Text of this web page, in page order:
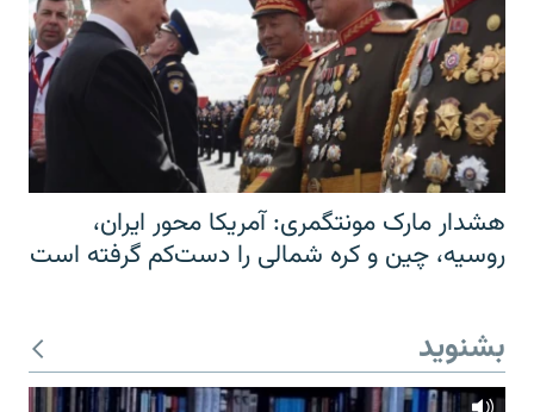
هشدار مارک مونتگمری: آمریکا محور ایران،
روسیه، چین و کره شمالی را دست‌کم گرفته است
بشنوید